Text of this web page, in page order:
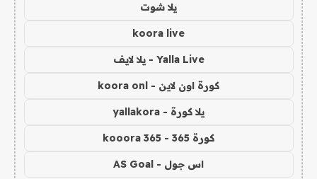
يلا شوت
koora live
Yalla Live - يلا لايف
كورة اون لاين - koora onl
يلا كورة - yallakora
كورة 365 - kooora 365
اس جول - AS Goal